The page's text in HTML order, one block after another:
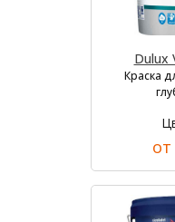
Dulux
Краска